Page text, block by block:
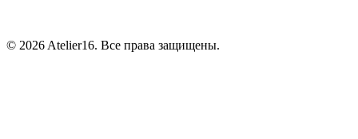
© 2026 Atelier16. Все права защищены.